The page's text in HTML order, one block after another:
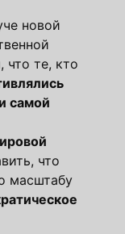
новой
что те, кто
самой
что
масштабу